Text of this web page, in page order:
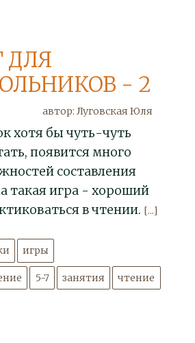
ДЛЯ
- 2
автор: Луговская Юля
хотя бы чуть-чуть
появится много
составления
такая игра - хороший
в чтении. [...]
игры
5-7 занятия чтение